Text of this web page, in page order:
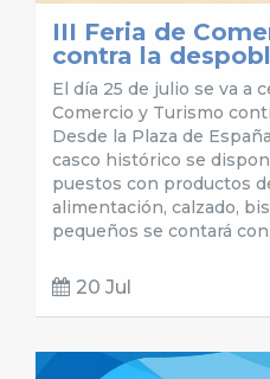
III Feria de
contra la
El día 25 de julio se va a
Comercio y Turismo
Desde la Plaza de
casco histórico se
puestos con productos
alimentación, calzado,
pequeños se contará
20 Jul